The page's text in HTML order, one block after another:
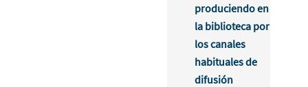
produciendo en
la biblioteca por
los canales
habituales de
difusión